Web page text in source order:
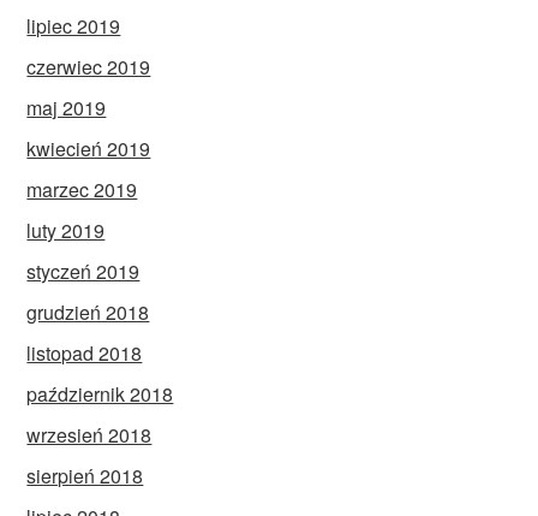
lipiec 2019
czerwiec 2019
maj 2019
kwiecień 2019
marzec 2019
luty 2019
styczeń 2019
grudzień 2018
listopad 2018
październik 2018
wrzesień 2018
sierpień 2018